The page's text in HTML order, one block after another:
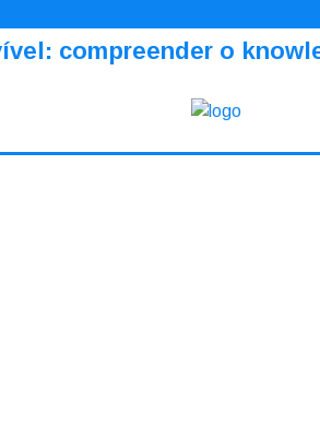
compreender o